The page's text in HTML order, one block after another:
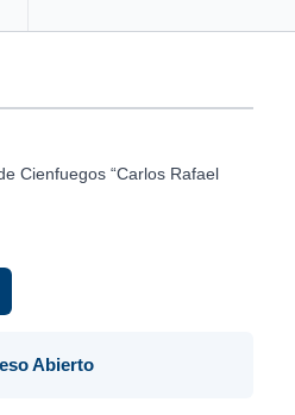
Cienfuegos “Carlos Rafael
Abierto